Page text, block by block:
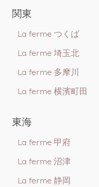
関東
La ferme つくば
La ferme 埼玉北
La ferme 多摩川
La ferme 横濱町田
東海
La ferme 甲府
La ferme 沼津
La ferme 静岡